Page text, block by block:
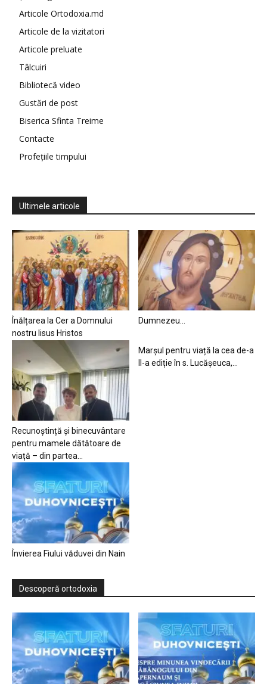
Articole Ortodoxia.md
Articole de la vizitatori
Articole preluate
Tâlcuiri
Bibliotecă video
Gustări de post
Biserica Sfinta Treime
Contacte
Profețiile timpului
Ultimele articole
Înălțarea la Cer a Domnului
nostru Iisus Hristos
Dumnezeu…
Recunoștință și binecuvântare
pentru mamele dătătoare de
viață – din partea...
Marșul pentru viață la cea de-a
II-a ediție în s. Lucășeuca,...
Învierea Fiului văduvei din Nain
Descoperă ortodoxia